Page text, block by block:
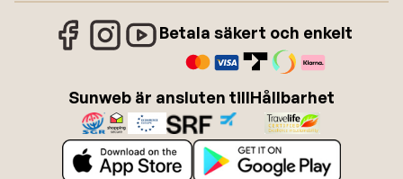
Betala säkert och enkelt
Sunweb är ansluten tillHållbarhet